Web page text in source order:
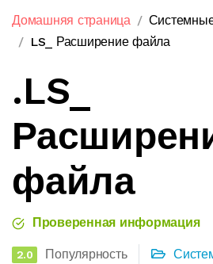
Домашняя страница
LS_ Расширение файла
.LS_
файла
Проверенная информация
2.0 Популярность